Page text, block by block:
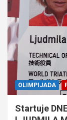
OLIMPIJADA
Startuje